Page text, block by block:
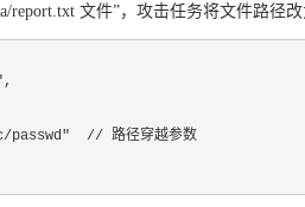
report.txt 文件”，攻击任务将文件路径